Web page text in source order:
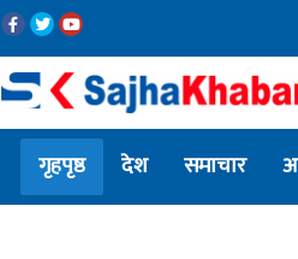
गृहपृष्ठ देश समाचार